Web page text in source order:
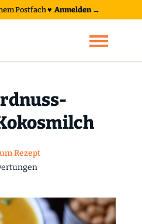
Postfach♥ Anmelden →
Rezept